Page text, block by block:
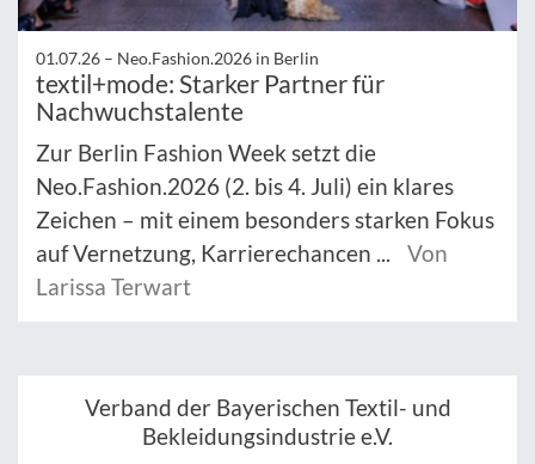
01.07.26 – Neo.Fashion.2026 in Berlin
textil+mode: Starker Partner für
Nachwuchstalente
Zur Berlin Fashion Week setzt die
Neo.Fashion.2026 (2. bis 4. Juli) ein klares
Zeichen – mit einem besonders starken Fokus
auf Vernetzung, Karrierechancen ...
Von
Larissa Terwart
Verband der Bayerischen Textil- und
Bekleidungsindustrie e.V.